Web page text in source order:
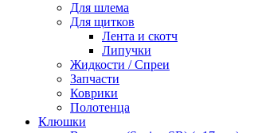
Для шлема
Для щитков
Лента и скотч
Липучки
Жидкости / Спреи
Запчасти
Коврики
Полотенца
Клюшки